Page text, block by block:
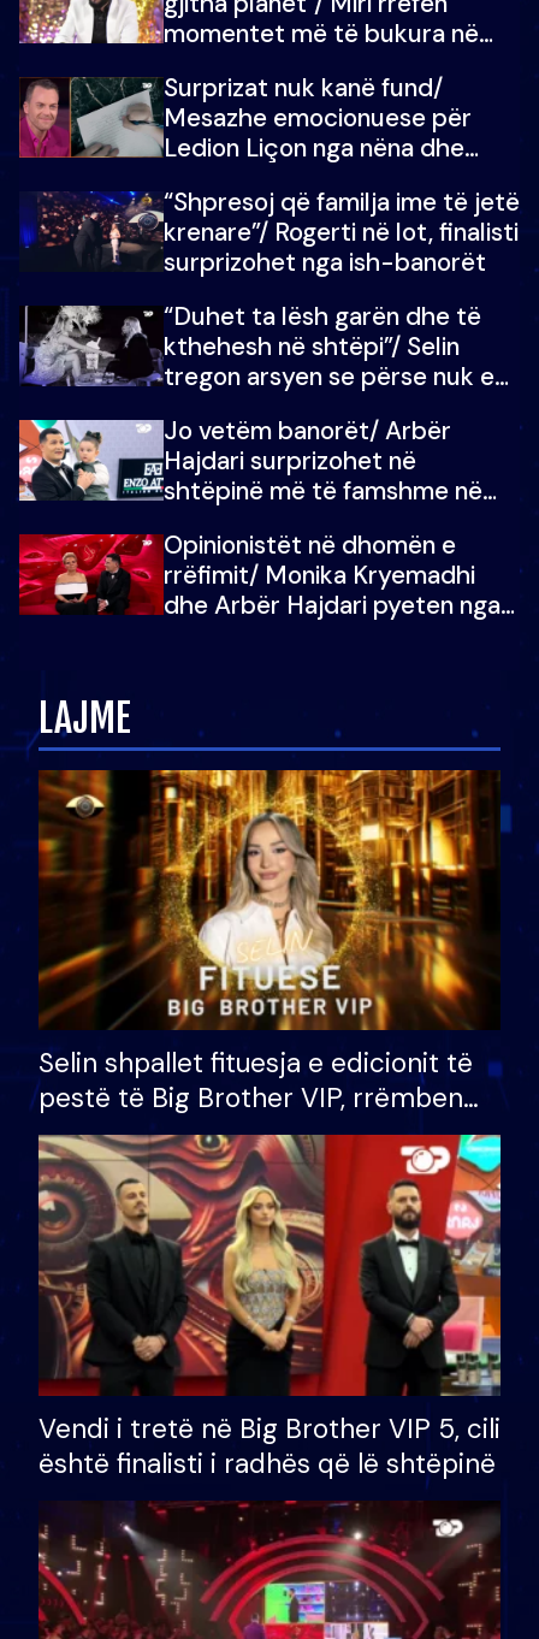
momentet më të bukura në
mungojë zilja e mëngjesit kur…
Surprizat nuk kanë fund/
Mesazhe emocionuese për
Ledion Liçon nga nëna dhe
mban dot lotët: Nuk meritoj…
“Shpresoj që familja ime të jetë
krenare”/ Rogerti në lot, finalisti
surprizohet nga ish-banorët
“Duhet ta lësh garën dhe të
kthehesh në shtëpi”/ Selin
tregon arsyen se përse nuk e
çoja luftën time deri në fund
Jo vetëm banorët/ Arbër
Hajdari surprizohet në
shtëpinë më të famshme në
vajzën e tij
Opinionistët në dhomën e
rrëfimit/ Monika Kryemadhi
dhe Arbër Hajdari pyeten nga
LAJME
Selin shpallet fituesja e edicionit të
pestë të Big Brother VIP, rrëmben
çmimin e madh prej 100 mijë eurosh
Vendi i tretë në Big Brother VIP 5, cili
është finalisti i radhës që lë shtëpinë